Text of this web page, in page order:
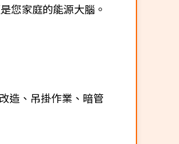
您家庭的能源大腦。
造、吊掛作業、暗管